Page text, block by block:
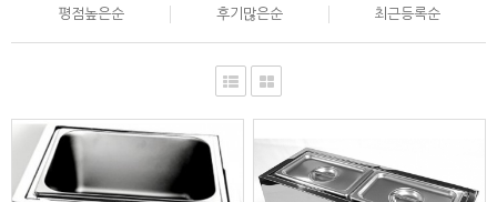
평점높은순 후기많은순 최근등록순